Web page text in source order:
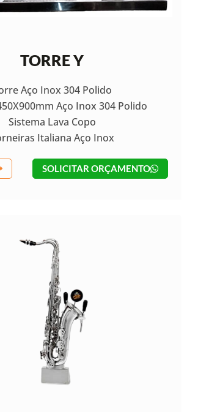
TORRE Y
Aço Inox 304 Polido
Aço Inox 304 Polido
Sistema Lava Copo
Italiana Aço Inox
SOLICITAR ORÇAMENTO